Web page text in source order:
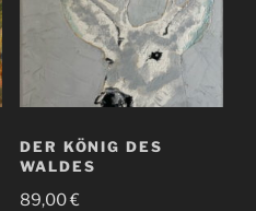
DER KÖNIG DES
WALDES
89,00€